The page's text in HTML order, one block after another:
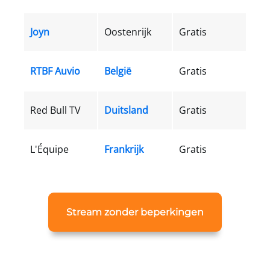
Joyn Oostenrijk Gratis
RTBF Auvio België Gratis
Red Bull TV Duitsland Gratis
L'Équipe Frankrijk Gratis
Stream zonder beperkingen